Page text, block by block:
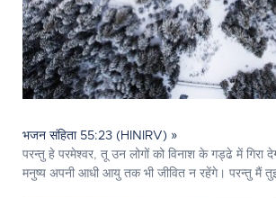
भजन संहिता 55:23 (HINIRV) »
परन्तु हे परमेश्‍वर, तू उन लोगों को विनाश के गड्ढे में गिरा
मनुष्य अपनी आधी आयु तक भी जीवित न रहेंगे। परन्तु मैं